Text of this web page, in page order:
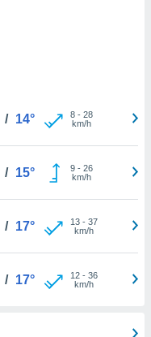
/ 14° 8- 28
km/h
/ 15° 9- 26
km/h
/ 17° 13- 37
km/h
/ 17° 12- 36
km/h